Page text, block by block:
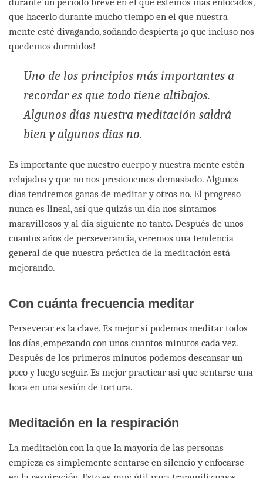
que hacerlo durante mucho tiempo en el que nuestra
mente esté divagando, soñando despierta ¡o que incluso nos
quedemos dormidos!
Uno de los principios más importantes a
recordar es que todo tiene altibajos.
Algunos días nuestra meditación saldrá
bien y algunos días no.
Es importante que nuestro cuerpo y nuestra mente estén
relajados y que no nos presionemos demasiado. Algunos
días tendremos ganas de meditar y otros no. El progreso
nunca es lineal, así que quizás un día nos sintamos
maravillosos y al día siguiente no tanto. Después de unos
cuantos años de perseverancia, veremos una tendencia
general de que nuestra práctica de la meditación está
mejorando.
Con cuánta frecuencia meditar
Perseverar es la clave. Es mejor si podemos meditar todos
los días, empezando con unos cuantos minutos cada vez.
Después de los primeros minutos podemos descansar un
poco y luego seguir. Es mejor practicar así que sentarse una
hora en una sesión de tortura.
Meditación en la respiración
La meditación con la que la mayoría de las personas
empieza es simplemente sentarse en silencio y enfocarse